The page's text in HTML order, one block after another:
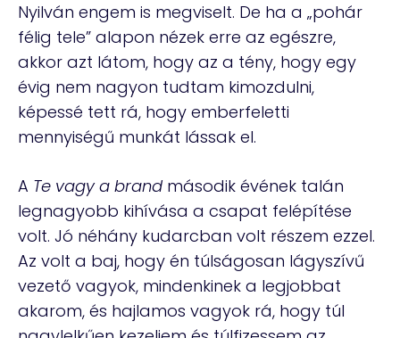
Nyilván engem is megviselt. De ha a „pohár
félig tele” alapon nézek erre az egészre,
akkor azt látom, hogy az a tény, hogy egy
évig nem nagyon tudtam kimozdulni,
képessé tett rá, hogy emberfeletti
mennyiségű munkát lássak el.
A Te vagy a brand második évének talán
legnagyobb kihívása a csapat felépítése
volt. Jó néhány kudarcban volt részem ezzel.
Az volt a baj, hogy én túlságosan lágyszívű
vezető vagyok, mindenkinek a legjobbat
akarom, és hajlamos vagyok rá, hogy túl